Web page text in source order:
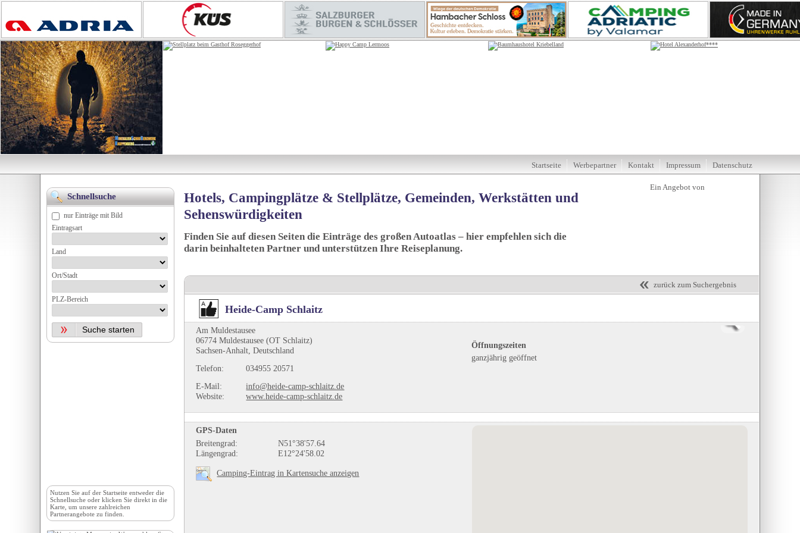
Hotels, Campingplätze & Stellplätze, Gemeinden, Werkstätten und
Sehenswürdigkeiten
Finden Sie auf diesen Seiten die Einträge des großen Autoatlas – hier empfehlen sich die
darin beinhalteten Partner und unterstützen Ihre Reiseplanung.
zurück zum Suchergebnis
Heide-Camp Schlaitz
Am Muldestausee
06774 Muldestausee (OT Schlaitz)
Sachsen-Anhalt, Deutschland
Telefon:
034955 20571
E-Mail:
info@heide-camp-schlaitz.de
Website:
www.heide-camp-schlaitz.de
Öffnungszeiten
ganzjährig geöffnet
GPS-Daten
Breitengrad:
N51°38'57.64
Längengrad:
E12°24'58.02
Camping-Eintrag in Kartensuche anzeigen
Startseite Werbepartner Kontakt Impressum Datenschutz
Schnellsuche
nur Einträge mit Bild
Eintragsart
Land
Ort/Stadt
PLZ-Bereich
Nutzen Sie auf derStartseite entweder die
Schnellsuche oder klicken Sie direkt in die
Karte, um unsere zahlreichen
Partnerangebote zu finden.